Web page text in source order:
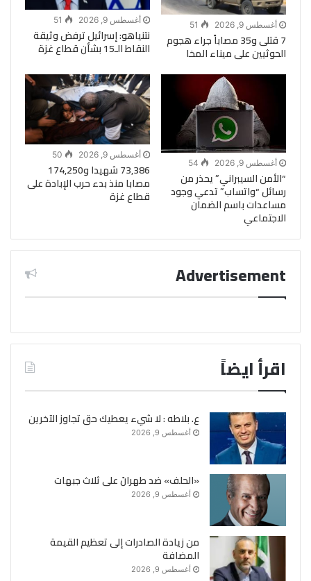
أغسطس 9, 2026 51
7 قتلى و35 مصاباً جراء هجوم
الحوثيين على ميناء المخا
أغسطس 9, 2026 51
نتنياهو: إسرائيل ترفض وثيقة
النقاط الـ15 بشأن قطاع غزة
أغسطس 9, 2026 54
“الأمن السيبراني” يحذر من
رسائل “واتساب” تدعي وجود
مساعدات باسم الضمان
الاجتماعي
أغسطس 9, 2026 50
73,386 شهيدا و174,250
مصابا منذ بدء حرب الإبادة على
قطاع غزة
Advertisement
اقرأ ايضاً
ع. بلاطه : لا شيء يعطيك حق تجاوز الآخرين
أغسطس 9, 2026
«الحلف» ضد طهرانَ على ثلاث جبهات
أغسطس 9, 2026
من زيادة الصادرات إلى تعظيم القيمة
المضافة
أغسطس 9, 2026